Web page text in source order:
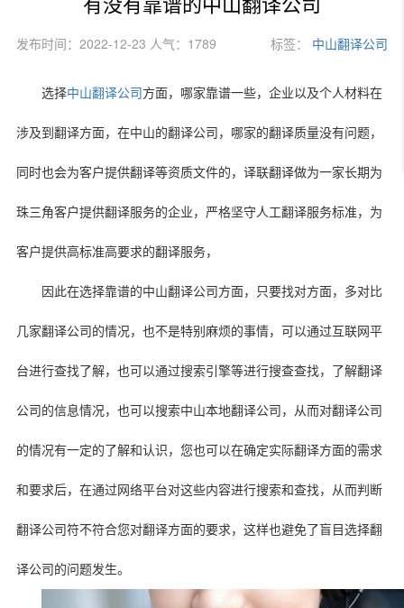
发布时间：2022-12-23 人气：1789 标签： 中山翻译公司
选择中山翻译公司 方面，哪家靠谱一些，企业以及个人材料在
涉及到翻译方面，在中山的翻译公司，哪家的翻译质量没有问题，
同时也会为客户提供翻译等资质文件的，译联翻译做为一家长期为
珠三角客户提供翻译服务的企业，严格坚守人工翻译服务标准，为
客户提供高标准高要求的翻译服务，
因此在选择靠谱的中山翻译公司方面，只要找对方面，多对比
几家翻译公司的情况，也不是特别麻烦的事情，可以通过互联网平
台进行查找了解，也可以通过搜索引擎等进行搜查查找，了解翻译
公司的信息情况，也可以搜索中山本地翻译公司，从而对翻译公司
的情况有一定的了解和认识，您也可以在确定实际翻译方面的需求
和要求后，在通过网络平台对这些内容进行搜索和查找，从而判断
翻译公司符不符合您对翻译方面的要求，这样也避免了盲目选择翻
译公司的问题发生。